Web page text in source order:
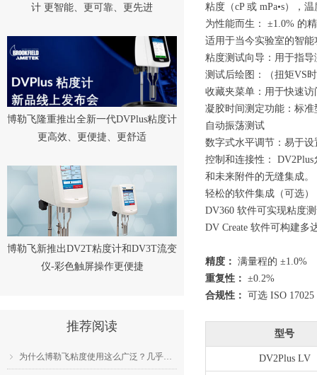
粘度（cP 或 mPa•s），
为性能而生： ±1.0% 的
适用于当今实验室的智能
粘度测试向导：用于指导
测试后绘图：（扭矩VS
收藏夹菜单：用于快速
凝胶时间测定功能：标准
自动振荡测试
数字式水平调节：易于设
控制和连接性：
和未来附件的无缝集成。
轻松的软件集成（可选）
DV360 软件可实现粘度
DV Create 软件可构建多
精度： 满量程的 ±1.0%
重复性： ±0.2%
合规性： 可选 ISO
型号
DV2Plus LV
ꁇ 为什么博勒飞粘度使用这么广泛？几乎成为了行业标准？
推荐阅读
计 更智能、更可靠、更先进
博勒飞隆重推出全新一代DVPlus粘度计
更高效、更便捷、更舒适
博勒飞新推出DV2T粘度计和DV3T流变
仪-彩色触屏操作更便捷